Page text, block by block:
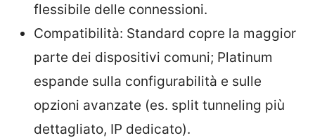
flessibile delle connessioni.
Compatibilità: Standard copre la maggior
parte dei dispositivi comuni; Platinum
espande sulla configurabilità e sulle
opzioni avanzate (es. split tunneling più
dettagliato, IP dedicato).